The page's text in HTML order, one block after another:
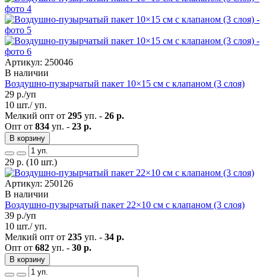
Артикул: 250046
В наличии
Воздушно-пузырчатый пакет 10×15 см с клапаном (3 слоя)
29 р./уп
10 шт./ уп.
Мелкий опт от 295 уп. - 26 р.
Опт от 834 уп. - 23 р.
В корзину
29 р. (10 шт.)
Артикул: 250126
В наличии
Воздушно-пузырчатый пакет 22×10 см с клапаном (3 слоя)
39 р./уп
10 шт./ уп.
Мелкий опт от 235 уп. - 34 р.
Опт от 682 уп. - 30 р.
В корзину